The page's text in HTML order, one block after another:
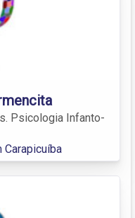
Psicologia Infanto-